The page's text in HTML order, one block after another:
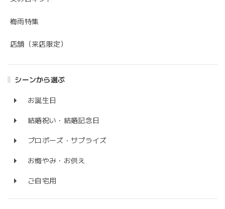
梅雨特集
店舗（来店限定）
シーンから選ぶ
お誕生日
結婚祝い・結婚記念日
プロポーズ・サプライズ
お悔やみ・お供え
ご自宅用